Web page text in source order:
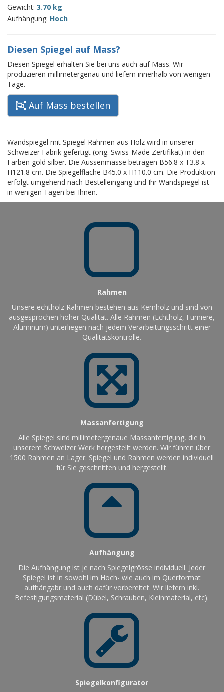
Gewicht: 3.70 kg
Aufhängung: Hoch
Diesen Spiegel auf Mass?
Diesen Spiegel erhalten Sie bei uns auch auf Mass. Wir
produzieren millimetergenau und liefern innerhalb von wenigen
Tage.
Auf Mass bestellen
Wandspiegel mit Spiegel Rahmen aus Holz wird in unserer
Schweizer Fabrik gefertigt (orig. Swiss-Made Zertifikat) in den
Farben gold silber. Die Aussenmasse betragen B56.8 x T3.8 x
H121.8 cm. Die Spiegelfläche B45.0 x H110.0 cm. Die Produktion
erfolgt umgehend nach Bestelleingang und Ihr Wandspiegel ist
in wenigen Tagen bei Ihnen.
Rahmen
Unsere echtholz Rahmen bestehen aus Kernholz und sind von
ausgesprochen hoher Qualität. Alle Rahmen (Echtholz, Furniere,
Aluminum) unterliegen nach jedem Verarbeitungsschritt einer
Qualitätskontrolle.
Massanfertigung
Alle Spiegel sind millimetergenaue Massanfertigung, die in
unserem Schweizer Werk hergestellt werden. Wir führen über
1500 Rahmen an Lager. Spiegel und Rahmen werden individuell
für Sie geschnitten und hergestellt.
Aufhängung
Die Aufhängung ist je nach Spiegelgrösse individuell. Jeder
Spiegel ist in sowohl im Hoch- wie auch im Querformat
aufhängabr und auch dafür vorbereitet. Wir liefern inkl.
Befestigungsmaterial (Dübel, Schrauben, Kleinmaterial, etc).
Spiegelkonfigurator